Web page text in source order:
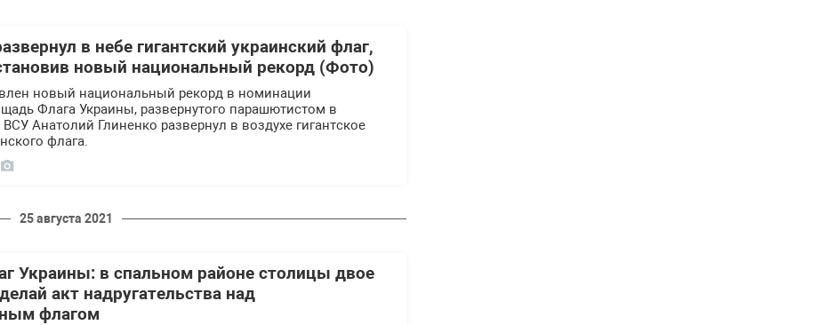
в небе гигантский украинский флаг,
новый национальный рекорд (Фото)
новый национальный рекорд в номинации
Флага Украины, развернутого парашютистом в
Анатолий Глиненко развернул в воздухе гигантское
флага.
25 августа 2021
Украины: в спальном районе столицы двое
акт надругательства над
флагом